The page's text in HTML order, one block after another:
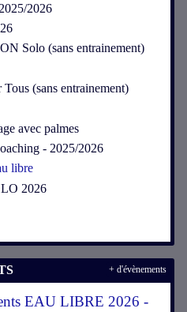
2026
Solo (sans entrainement)
(sans entrainement)
avec palmes
- 2025/2026
libre
2026
EAU LIBRE 2026 -
+ d'évènements